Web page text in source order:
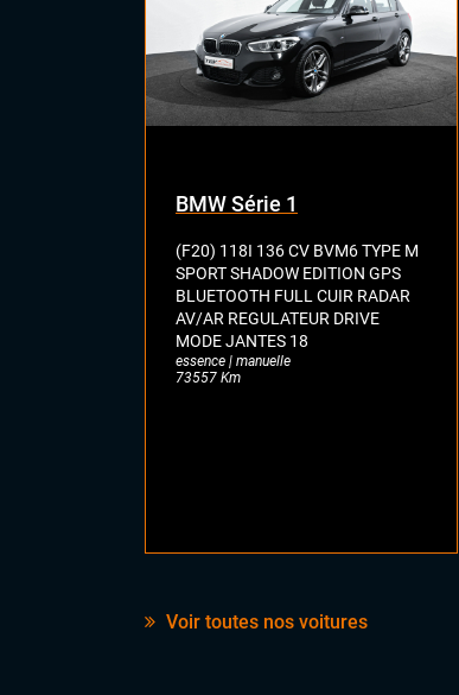
BMW Série 1
(F20) 118I 136 CV BVM6 TYPE M
SPORT SHADOW EDITION GPS
BLUETOOTH FULL CUIR RADAR
AV/AR REGULATEUR DRIVE
MODE JANTES 18
essence | manuelle
73557 Km
Voir toutes nos voitures